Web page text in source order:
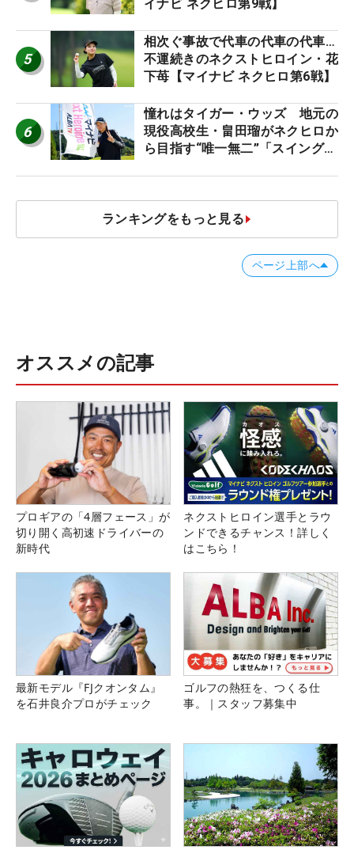
イナビ ネクヒロ第9戦】
5
相次ぐ事故で代車の代車の代車…
不運続きのネクストヒロイン・花
下苺【マイナビ ネクヒロ第6戦】
6
憧れはタイガー・ウッズ 地元の
現役高校生・畠田瑠がネクヒロか
ら目指す“唯一無二”「スイングは
ランキングをもっと見る
ページ上部へ
オススメの記事
プロギアの「4層フェース」が
切り開く高初速ドライバーの
新時代
ネクストヒロイン選手とラウ
ンドできるチャンス！詳しく
はこちら！
最新モデル『FJクオンタム』
を石井良介プロがチェック
ゴルフの熱狂を、つくる仕
事。｜スタッフ募集中